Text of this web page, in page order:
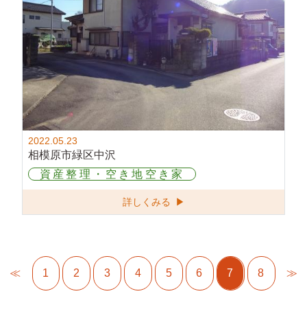
2022.05.23
相模原市緑区中沢
資産整理・空き地空き家
詳しくみる ▶
≪ 1 2 3 4 5 6 7 8 ≫